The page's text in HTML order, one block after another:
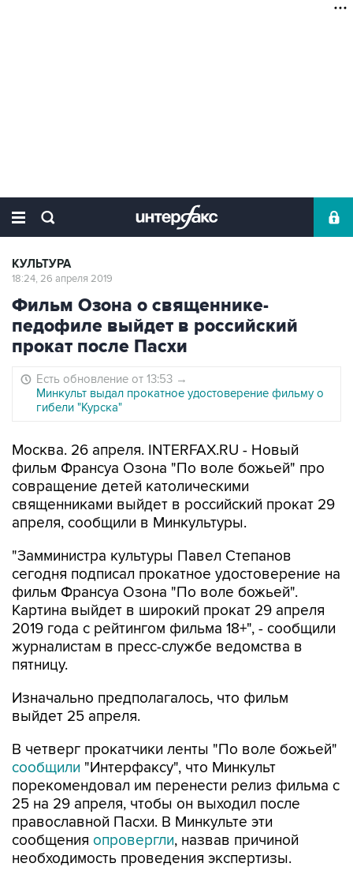
КУЛЬТУРА
18:24, 26 апреля 2019
Фильм Озона о священнике-
педофиле выйдет в российский
прокат после Пасхи
Есть обновление от 13:53 →
Минкульт выдал прокатное удостоверение фильму о
гибели "Курска"
Москва. 26 апреля. INTERFAX.RU - Новый
фильм Франсуа Озона "По воле божьей" про
совращение детей католическими
священниками выйдет в российский прокат 29
апреля, сообщили в Минкультуры.
"Замминистра культуры Павел Степанов
сегодня подписал прокатное удостоверение на
фильм Франсуа Озона "По воле божьей".
Картина выйдет в широкий прокат 29 апреля
2019 года с рейтингом фильма 18+", - сообщили
журналистам в пресс-службе ведомства в
пятницу.
Изначально предполагалось, что фильм
выйдет 25 апреля.
В четверг прокатчики ленты "По воле божьей"
сообщили "Интерфаксу", что Минкульт
порекомендовал им перенести релиз фильма с
25 на 29 апреля, чтобы он выходил после
православной Пасхи. В Минкульте эти
сообщения опровергли, назвав причиной
необходимость проведения экспертизы.